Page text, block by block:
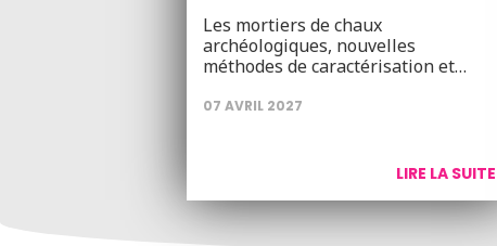
Les mortiers de chaux
archéologiques, nouvelles
méthodes de caractérisation et…
07 AVRIL 2027
LIRE LA SUITE